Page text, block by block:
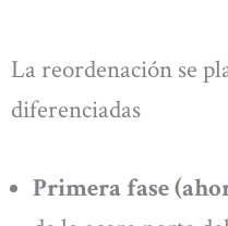
La reordenación se
diferenciadas
Primera fase